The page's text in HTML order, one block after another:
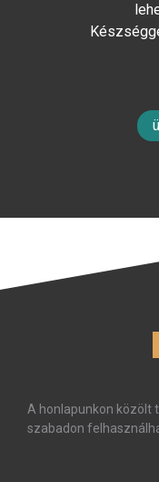
A honlapunkon közölt
szabadon